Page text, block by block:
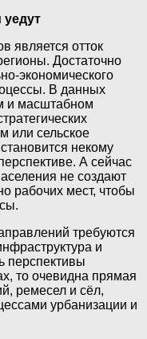
является отток
Достаточно
экономического
В данных
и масштабном
или сельское
некому
А сейчас
не создают
рабочих мест, чтобы
требуются
и
перспективы
то очевидна прямая
ремесел и сёл,
урбанизации и